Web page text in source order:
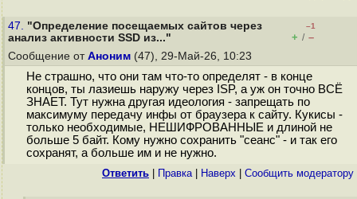
47. "Определение посещаемых сайтов через
анализ активности SSD из..."
–1
+ / –
Сообщение от Аноним (47), 29-Май-26, 10:23
Не страшно, что они там что-то определят - в конце
концов, ты лазиешь наружу через ISP, а уж он точно ВСЁ
ЗНАЕТ. Тут нужна другая идеология - запрещать по
максимуму передачу инфы от браузера к сайту. Кукисы -
только необходимые, НЕШИФРОВАННЫЕ и длиной не
больше 5 байт. Кому нужно сохранить "сеанс" - и так его
сохранят, а больше им и не нужно.
Ответить Правка| Наверх Cообщить модератору